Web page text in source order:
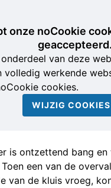
onze noCookie
geaccepteerd.
van deze
volledig werkende
cookies.
WIJZIG COOKIES
is ontzettend bang
een van de
van de kluis vroeg,